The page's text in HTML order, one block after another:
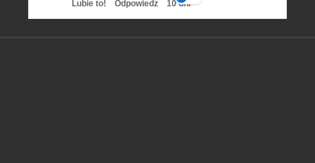
Lubie to! Odpowiedz 10 dni